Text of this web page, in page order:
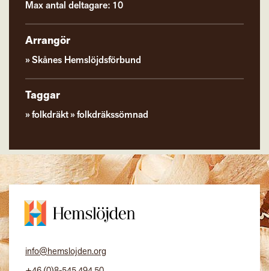
Max antal deltagare: 10
Arrangör
Skånes Hemslöjdsförbund
Taggar
folkdräkt folkdräkssömnad
info@hemslojden.org